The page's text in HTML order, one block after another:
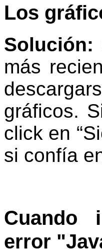
Los
Solución:
más
gráficos.
click en
si confía
Cuando
error